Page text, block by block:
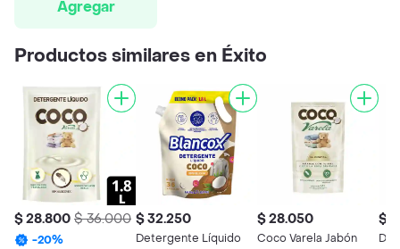
Agregar
Productos similares en Éxito
$ 28.800 $ 36.000
-20%
$ 32.250
Detergente Líquido
$ 28.050
Coco Varela Jabón
$